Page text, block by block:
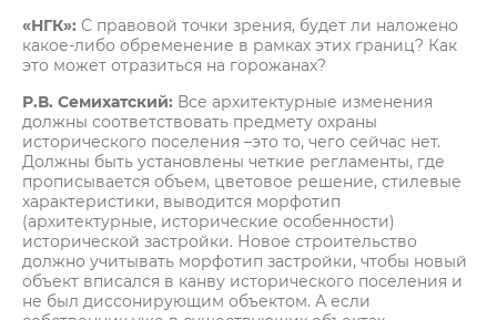
«НГК»: С правовой точки зрения, будет ли наложено
какое-либо обременение в рамках этих границ? Как
это может отразиться на горожанах?
Р.В. Семихатский: Все архитектурные изменения
должны соответствовать предмету охраны
исторического поселения –это то, чего сейчас нет.
Должны быть установлены четкие регламенты, где
прописывается объем, цветовое решение, стилевые
характеристики, выводится морфотип
(архитектурные, исторические особенности)
исторической застройки. Новое строительство
должно учитывать морфотип застройки, чтобы новый
объект вписался в канву исторического поселения и
не был диссонирующим объектом. А если